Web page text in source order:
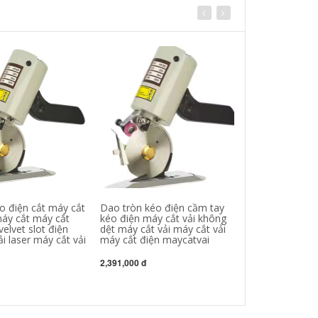
điện cắt máy cắt
cắt máy cắt
slot điện
laser máy cắt vải
Dao tròn kéo điện cầm tay
kéo điện máy cắt vải không
dệt máy cắt vải máy cắt vải
máy cắt điện maycatvai
2,391,000 đ